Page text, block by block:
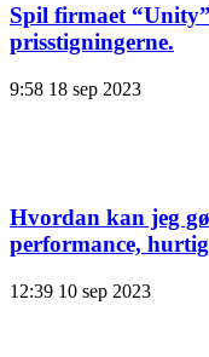
Spil firmaet
prisstigningerne.
9:58 18 sep 2023
Hvordan kan jeg
performance,
12:39 10 sep 2023